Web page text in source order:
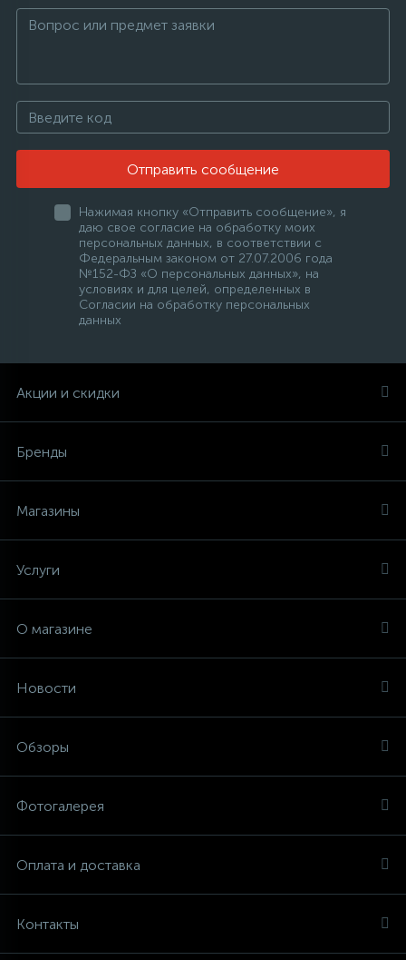
Отправить сообщение
Нажимая кнопку «Отправить сообщение», я
даю свое согласие на обработку моих
персональных данных, в соответствии с
Федеральным законом от 27.07.2006 года
№152-ФЗ «О персональных данных», на
условиях и для целей, определенных в
Согласии на обработку персональных
данных
Акции и скидки
Бренды
Магазины
Услуги
О магазине
Новости
Обзоры
Фотогалерея
Оплата и доставка
Контакты